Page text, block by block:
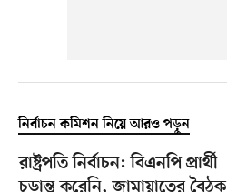
নির্বাচন কমিশন নিয়ে আরও পড়ুন
রাষ্ট্রপতি নির্বাচন: বিএনপি প্রার্থী
চূড়ান্ত করেনি, জামায়াতের বৈঠক